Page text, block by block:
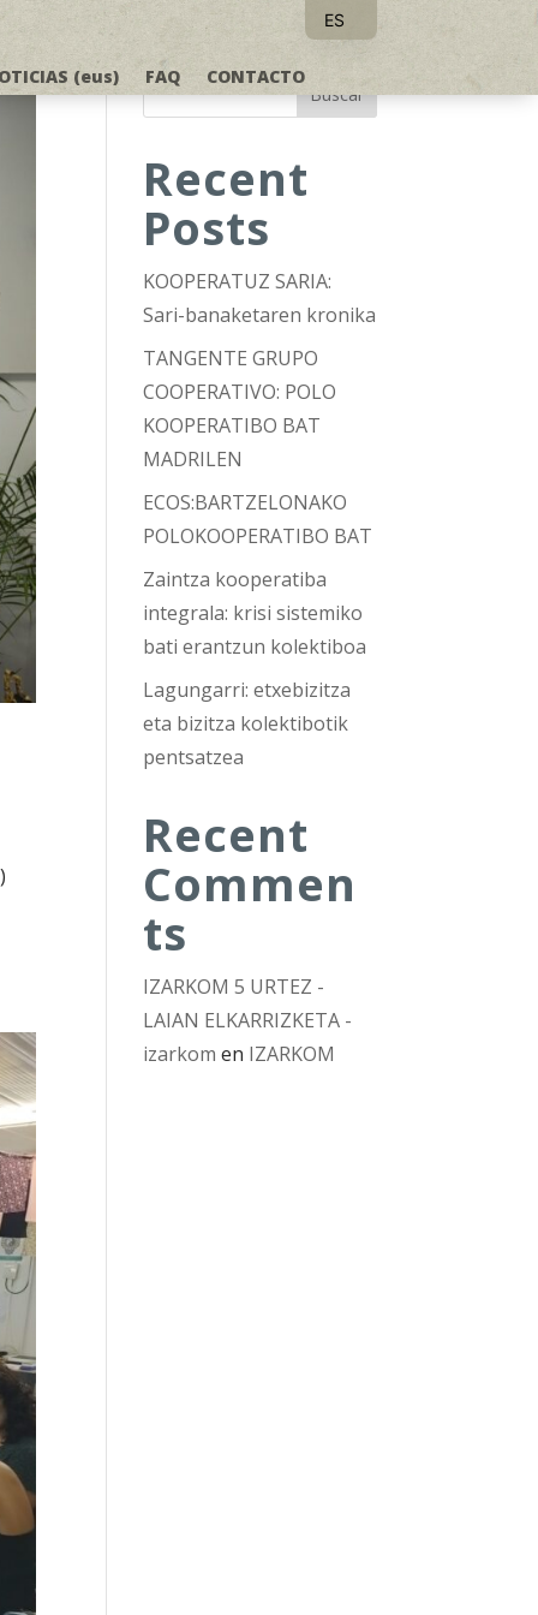
(eus) FAQ CONTACTO
Buscar
Recent
Posts
KOOPERATUZ SARIA:
Sari-banaketaren kronika
TANGENTE GRUPO
COOPERATIVO: POLO
KOOPERATIBO BAT
MADRILEN
ECOS:BARTZELONAKO
POLOKOOPERATIBO BAT
Zaintza kooperatiba
integrala: krisi sistemiko
bati erantzun kolektiboa
Lagungarri: etxebizitza
eta bizitza kolektibotik
pentsatzea
Recent
Commen
ts
IZARKOM 5 URTEZ -
LAIAN ELKARRIZKETA -
izarkom en IZARKOM
ES